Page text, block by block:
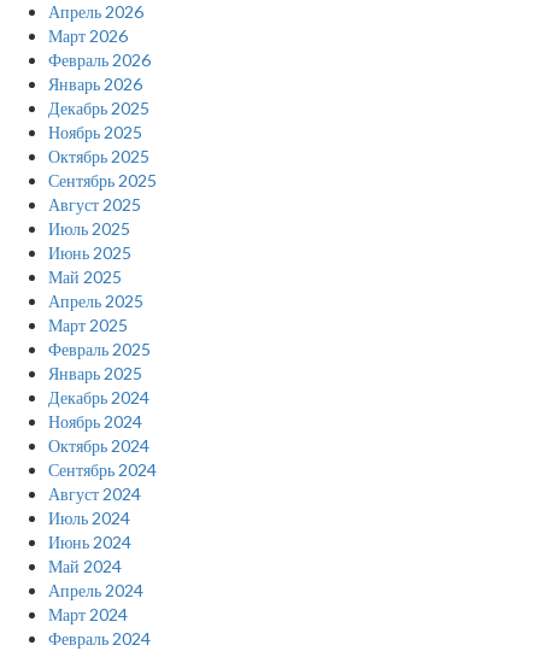
Апрель 2026
Март 2026
Февраль 2026
Январь 2026
Декабрь 2025
Ноябрь 2025
Октябрь 2025
Сентябрь 2025
Август 2025
Июль 2025
Июнь 2025
Май 2025
Апрель 2025
Март 2025
Февраль 2025
Январь 2025
Декабрь 2024
Ноябрь 2024
Октябрь 2024
Сентябрь 2024
Август 2024
Июль 2024
Июнь 2024
Май 2024
Апрель 2024
Март 2024
Февраль 2024